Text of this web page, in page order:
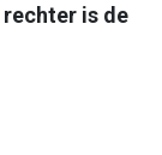
is de